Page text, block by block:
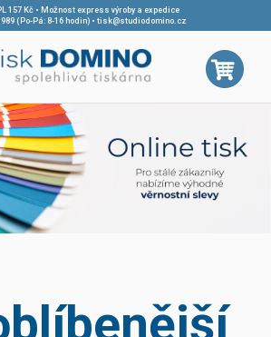
157 Kč • Možnost express výroby a expedice
989 (Po-Pá: 8-16 hodin)• tisk@studiodomino.cz